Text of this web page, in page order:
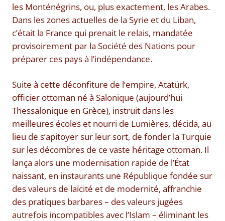
les Monténégrins, ou, plus exactement, les Arabes.
Dans les zones actuelles de la Syrie et du Liban,
c’était la France qui prenait le relais, mandatée
provisoirement par la Société des Nations pour
préparer ces pays à l’indépendance.
Suite à cette déconfiture de l’empire, Atatürk,
officier ottoman né à Salonique (aujourd’hui
Thessalonique en Grèce), instruit dans les
meilleures écoles et nourri de Lumières, décida, au
lieu de s’apitoyer sur leur sort, de fonder la Turquie
sur les décombres de ce vaste héritage ottoman. Il
lança alors une modernisation rapide de l’État
naissant, en instaurants une République fondée sur
des valeurs de laïcité et de modernité, affranchie
des pratiques barbares – des valeurs jugées
autrefois incompatibles avec l’Islam – éliminant les